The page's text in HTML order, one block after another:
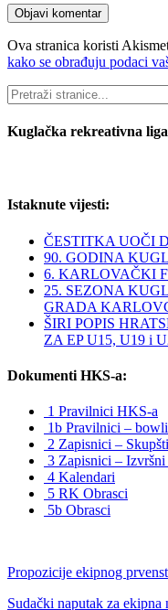
Ova stranica koristi
kako se obrađuju podaci
Pretraži
Kuglačka rekreativna
Istaknute vijesti:
ČESTITKA UOČI
90. GODINA
6. KARLOVAČKI
25. SEZONA
GRADA
ŠIRI POPIS
ZA EP U15, U19 i
Dokumenti HKS-a:
1 Pravilnici HKS-a
1b Pravilnici –
2 Zapisnici –
3 Zapisnici – Izvršni
4 Kalendari
5 RK Obrasci
5b Obrasci
Propozicije ekipnog
Sudački naputak za ekipna